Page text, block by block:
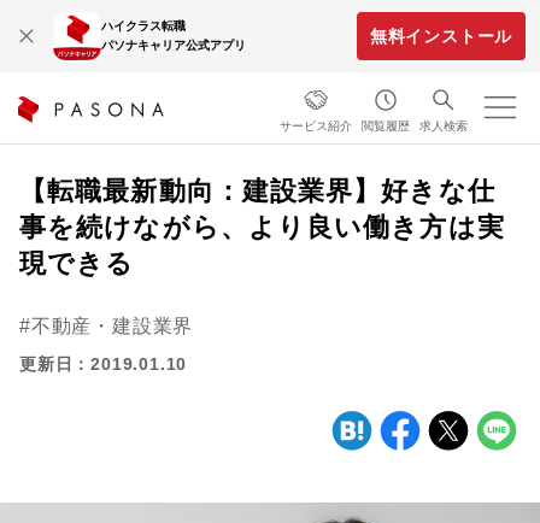
ハイクラス転職
パソナキャリア公式アプリ
無料インストール
サービス紹介 閲覧履歴 求人検索
【転職最新動向：建設業界】好きな仕
事を続けながら、より良い働き方は実
現できる
不動産・建設業界
更新日：2019.01.10